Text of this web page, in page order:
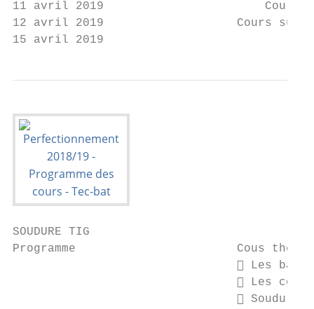
11 avril 2019                       Cours
12 avril 2019                   Cours sur le
15 avril 2019
SOUDURE TIG
Programme                       Cous
 Les
 Les
 Soudure